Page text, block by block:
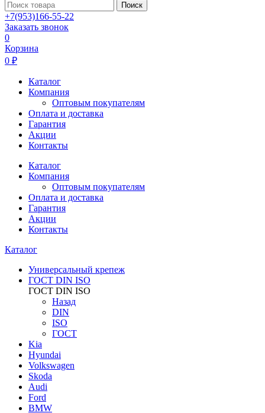
Поиск
+7(953)166-55-22
Заказать звонок
0
Корзина
0 ₽
Каталог
Компания
Оптовым покупателям
Оплата и доставка
Гарантия
Акции
Контакты
Каталог
Компания
Оптовым покупателям
Оплата и доставка
Гарантия
Акции
Контакты
Каталог
Универсальный крепеж
ГОСТ DIN ISO
ГОСТ DIN ISO
Назад
DIN
ISO
ГОСТ
Kia
Hyundai
Volkswagen
Skoda
Audi
Ford
BMW